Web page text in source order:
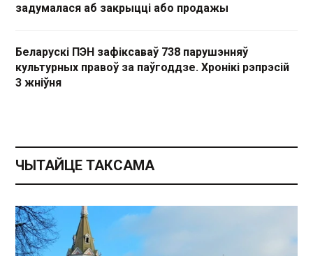
задумалася аб закрыцці або продажы
Беларускі ПЭН зафіксаваў 738 парушэнняў
культурных правоў за паўгоддзе. Хронікі рэпрэсій
3 жніўня
ЧЫТАЙЦЕ ТАКСАМА